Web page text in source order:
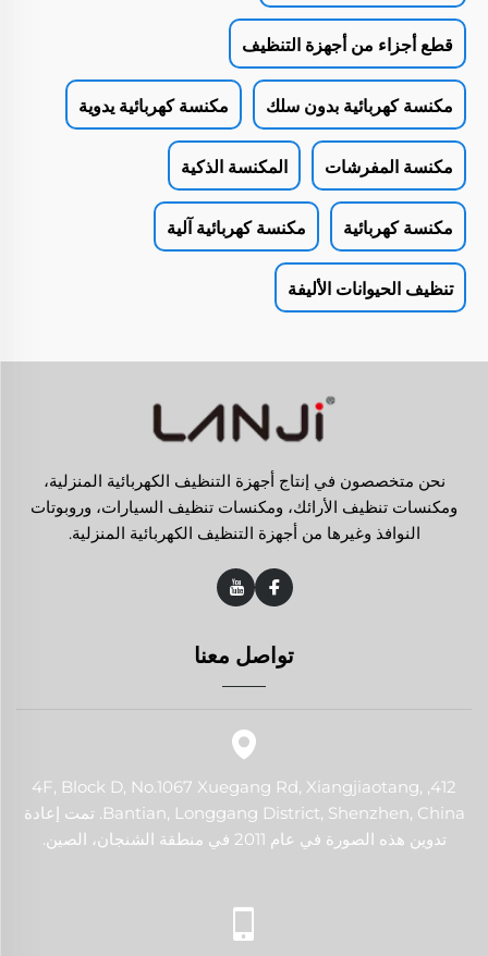
قطع أجزاء من أجهزة التنظيف
مكنسة كهربائية بدون سلك مكنسة كهربائية يدوية
مكنسة المفرشات المكنسة الذكية
مكنسة كهربائية مكنسة كهربائية آلية
تنظيف الحيوانات الأليفة
نحن متخصصون في إنتاج أجهزة التنظيف الكهربائية المنزلية،
ومكنسات تنظيف الأرائك، ومكنسات تنظيف السيارات، وروبوتات
النوافذ وغيرها من أجهزة التنظيف الكهربائية المنزلية.
تواصل معنا
412, 4F, Block D, No.1067 Xuegang Rd, Xiangjiaotang,
Bantian, Longgang District, Shenzhen, China. تمت إعادة
تدوين هذه الصورة في عام 2011 في منطقة الشنجان، الصين.